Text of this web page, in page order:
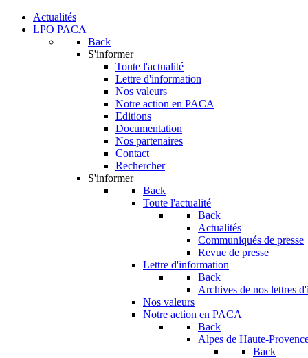
Actualités
LPO PACA
Back
S'informer
Toute l'actualité
Lettre d'information
Nos valeurs
Notre action en PACA
Editions
Documentation
Nos partenaires
Contact
Rechercher
S'informer
Back
Toute l'actualité
Back
Actualités
Communiqués de presse
Revue de presse
Lettre d'information
Back
Archives de nos lettres
Nos valeurs
Notre action en PACA
Back
Alpes de Haute-
Back